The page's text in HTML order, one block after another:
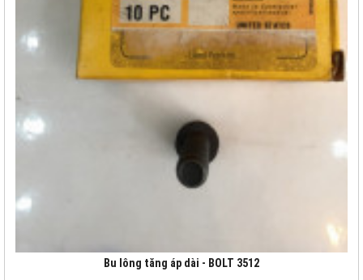
Bu lông tăng áp dài - BOLT 3512